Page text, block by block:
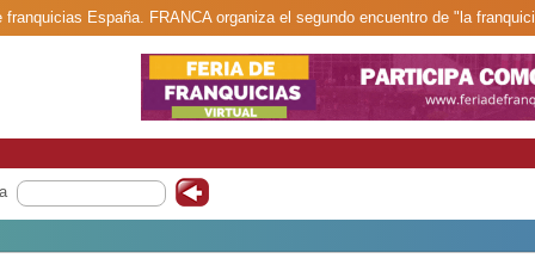
franquicias España. FRANCA organiza el segundo encuentro de "la